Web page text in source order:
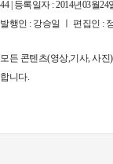
44 | 등록일자 : 2014년03월24
발행인 : 강승일 ㅣ 편집인 :
모든 콘텐츠(영상,기사, 사
합니